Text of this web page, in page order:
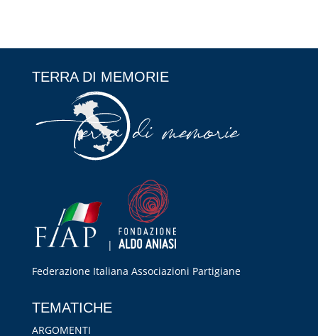
TERRA DI MEMORIE
|
Federazione Italiana Associazioni Partigiane
TEMATICHE
ARGOMENTI
RIPRISTINA
-A 100% +A